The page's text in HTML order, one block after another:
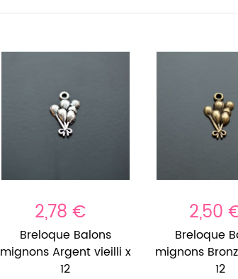
2,78 €
Breloque Balons
mignons Argent vieilli x
12
2,50
Breloque
mignons
12